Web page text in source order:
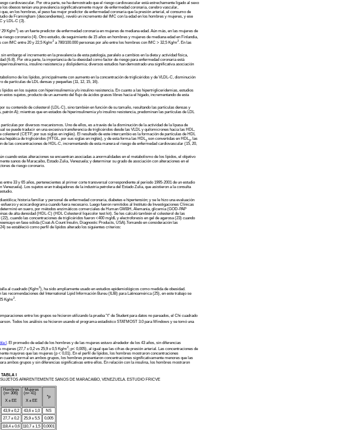
cardiovascular. Por otra parte, se ha demostrado que el riesgo cardiovascular está estrechamente ligado al sexo
obesos tenían una prevalencia significativamente mayor de enfermedad coronaria, cerebro vascular,
en los hombres, el peso fue mejor predictor de enfermedad coronaria que la presión arterial, el consumo de
de Framingham (descendientes), reveló un incremento del IMC con la edad en los hombres y mujeres, y ese
y LDL-C (3).
29 Kg/m2) es un fuerte predictor de enfermedad coronaria en mujeres de mediana edad. Aún más, en las mujeres de
riesgo coronario (4). Otro estudio, de seguimiento de 15 años en hombres y mujeres de mediana edad en Finlandia,
con IMC entre 20 y 22,5 Kg/m2 a 780/100.000 personas por año entre los hombres con IMC > 32,5 Kg/m2 . En las
embargo el incremento en la prevalencia de esta patología, paralelo a cambios en la dieta y actividad física,
(6-8). Por otra parte, la importancia de la obesidad como factor de riesgo para enfermedad coronaria está
insulino resistencia y dislipidemia; diversos estudios han demostrado una significativa asociación
de los lípidos, principalmente con aumento en la concentración de triglicéridos y de VLDL-C, disminución
partículas de LDL densas y pequeñas (11, 12, 15, 16).
en los sujetos con hiperinsulinemia y/o insulino resistencia. En cuanto a las hipertrigliceridemias, estudios
sujetos, producto de un aumento del flujo de ácidos grasos libres hacia el hígado, incrementando de esta
su contenido de colesterol (LDL-C), sino también en función de su tamaño, resultando las partículas densas y
A); mientras que en estados de hiperinsulinemia y/o insulino resistencia, predominan las partículas de LDL
por diversos mecanismos. Uno de ellos, es a través de la disminución de la actividad de la lipasa de
puede traducir en una excesiva transferencia de triglicéridos desde las VLDL y quilomicrones hacia las HDL,
(CETP, por sus siglas en inglés). El resultado de este intercambio es la formación de partículas de HDL
hepática de triglicéridos (HTGL, por sus siglas en inglés), y de esta forma las HDL 2 son convertidas en HDL 3
, las
las concentraciones de HDL-C, incrementando de esta manera el riesgo de enfermedad cardiovascular (15, 20,
estas alteraciones se encuentran asociadas a anormalidades en el metabolismo de los lípidos, el objetivo
sanos de Maracaibo, Estado Zulia, Venezuela; y determinar su grado de asociación con alteraciones en el
de riesgo coronario.
33 y 65 años, pertenecientes al primer corte transversal correspondiente al período 1995-2001 de un estudio
Los sujetos eran trabajadores de la industria petrolera del Estado Zulia, que asistieron a la consulta
historia familiar y personal de enfermedad coronaria, diabetes e hipertensión; y se le hizo una evaluación
y ecocardiograma cuando fuera necesario. Luego fueron remitidos al Instituto de Investigaciones Clínicas
en suero, por métodos enzimáticos comerciales de Human GMBH, Alemania, glicemia (GOD-PAP
de alta densidad (HDL-C) (HDL Colesterol liquicolor test kit). Se les calculó también el colesterol de las
cuando las concentraciones de triglicéridos fueron <400 mg/dL y electroforesis en gel de agarosa (23) cuando
en fase sólida (Coat-A-Count Insulin, Diagnostic Products, USA).Tomando en consideración las
se estableció como perfil de lípidos alterado los siguientes criterios:
al cuadrado (Kg/m2), ha sido ampliamente usado en estudios epidemiológicos como medida de obesidad.
recomendaciones del International Lipid Información Bureu (ILIB) para Latinoamérica (25), en este trabajo se
Kg/m2
entre los grupos se hicieron utilizando la prueba "t" de Student para datos no pareados, el Chi cuadrado
Todos los análisis se hicieron usando el programa estadístico STATMOST 3.0 para Windows y se tomó una
I . El promedio de edad de los hombres y de las mujeres estuvo alrededor de los 43 años, sin diferencias
(27,7 ± 0,2 vs 25,9 ± 0,5 Kg/m2; p< 0,005), al igual que las cifras de presión arterial. Las concentraciones de
mayores que las mujeres (p < 0,01). En el perfil de lípidos, los hombres mostraron concentraciones
normal en ambos grupos, los hombres presentaron concentraciones significativamente menores que las
ambos grupos y sin diferencias significativas entre ellos. En relación con la insulina, los hombres mostraron
TABLA I
APARENTEMENTE SANOS DE MARACAIBO, VENEZUELA. ESTUDIO FRICVE
Hombres
(n= 306)
X ± EE
Mujeres
(n= 41)
X ± EE
*p
43,9 ± 0,2 43,6 ± 1,0
NS
27,7 ± 0,2 25,9 ± 5,5
0,005
118,4 ± 0,6 110,7 ± 1,5
0,0001